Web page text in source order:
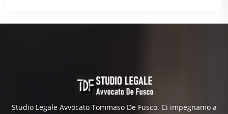
Studio Legale Avvocato Tommaso De Fusco. Ci impegnamo a